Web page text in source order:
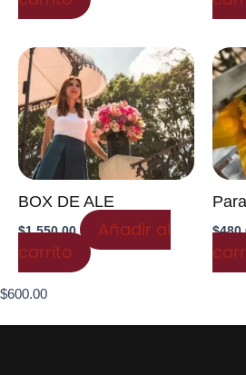
BOX DE ALE
$1,550.00
Añadir al
carrito
$
$600.00